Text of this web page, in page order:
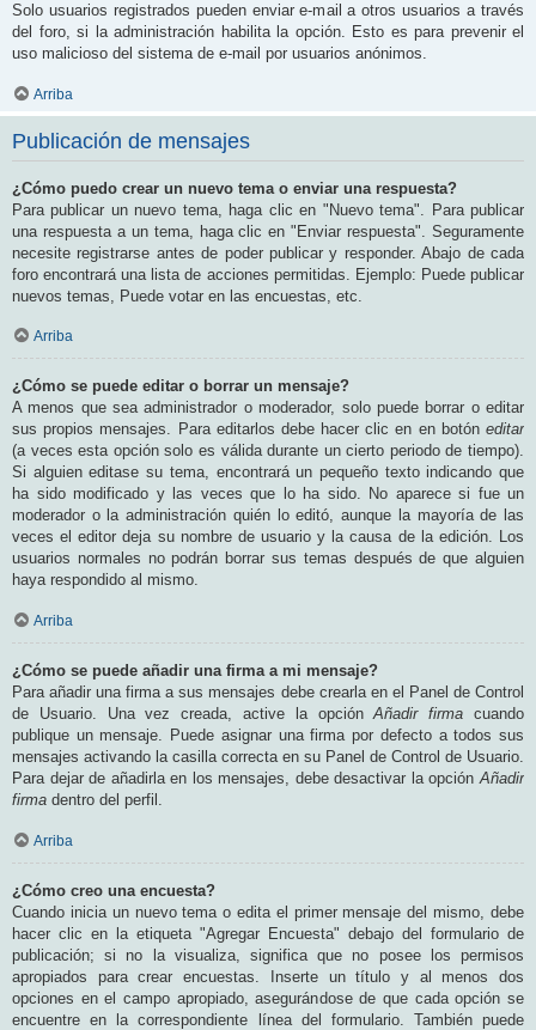
Solo usuarios registrados pueden enviar e-mail a otros usuarios a través
del foro, si la administración habilita la opción. Esto es para prevenir el
uso malicioso del sistema de e-mail por usuarios anónimos.
Arriba
Publicación de mensajes
¿Cómo puedo crear un nuevo tema o enviar una respuesta?
Para publicar un nuevo tema, haga clic en "Nuevo tema". Para publicar
una respuesta a un tema, haga clic en "Enviar respuesta". Seguramente
necesite registrarse antes de poder publicar y responder. Abajo de cada
foro encontrará una lista de acciones permitidas. Ejemplo: Puede publicar
nuevos temas, Puede votar en las encuestas, etc.
Arriba
¿Cómo se puede editar o borrar un mensaje?
A menos que sea administrador o moderador, solo puede borrar o editar
sus propios mensajes. Para editarlos debe hacer clic en en botón editar
(a veces esta opción solo es válida durante un cierto periodo de tiempo).
Si alguien editase su tema, encontrará un pequeño texto indicando que
ha sido modificado y las veces que lo ha sido. No aparece si fue un
moderador o la administración quién lo editó, aunque la mayoría de las
veces el editor deja su nombre de usuario y la causa de la edición. Los
usuarios normales no podrán borrar sus temas después de que alguien
haya respondido al mismo.
Arriba
¿Cómo se puede añadir una firma a mi mensaje?
Para añadir una firma a sus mensajes debe crearla en el Panel de Control
de Usuario. Una vez creada, active la opciónAñadir firma cuando
publique un mensaje. Puede asignar una firma por defecto a todos sus
mensajes activando la casilla correcta en su Panel de Control de Usuario.
Para dejar de añadirla en los mensajes, debe desactivar la opciónAñadir
firma dentro del perfil.
Arriba
¿Cómo creo una encuesta?
Cuando inicia un nuevo tema o edita el primer mensaje del mismo, debe
hacer clic en la etiqueta "Agregar Encuesta" debajo del formulario de
publicación; si no la visualiza, significa que no posee los permisos
apropiados para crear encuestas. Inserte un título y al menos dos
opciones en el campo apropiado, asegurándose de que cada opción se
encuentre en la correspondiente línea del formulario. También puede